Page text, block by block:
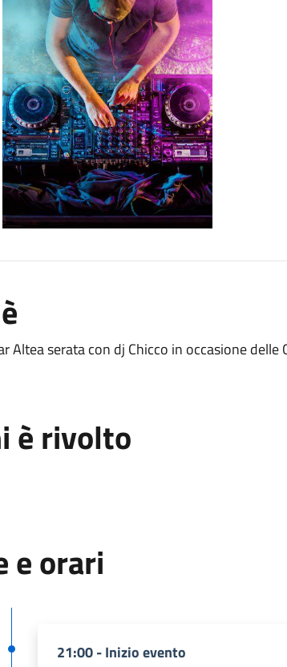
Altea serata con dj Chicco in occasione delle
è rivolto
e orari
21:00 - Inizio evento